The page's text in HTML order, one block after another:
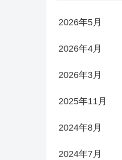
2026年5月
2026年4月
2026年3月
2025年11月
2024年8月
2024年7月